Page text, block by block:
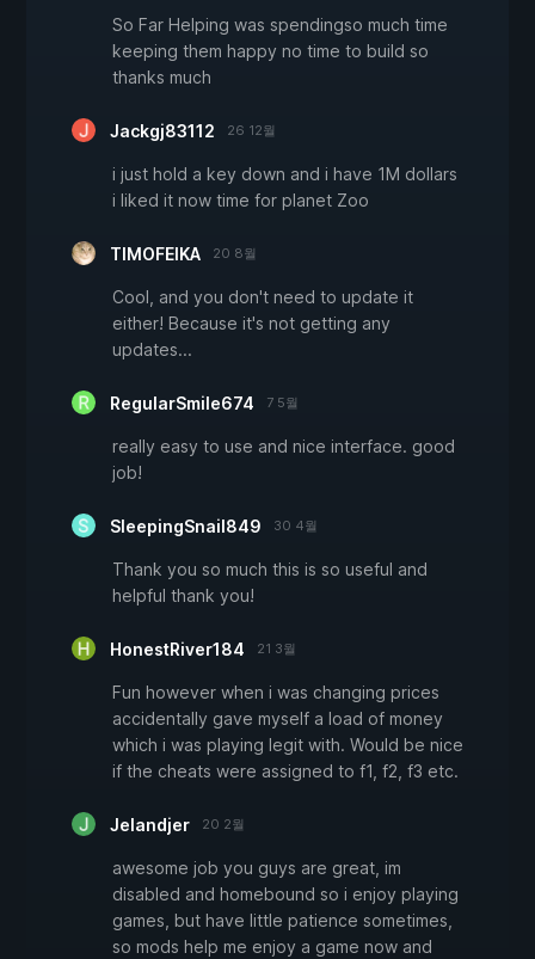
So Far Helping was spendingso much time
keeping them happy no time to build so
thanks much
Jackgj83112 26 12월
i just hold a key down and i have 1M dollars
i liked it now time for planet Zoo
TIMOFEIKA 20 8월
Cool, and you don't need to update it
either! Because it's not getting any
updates...
RegularSmile674 7 5월
really easy to use and nice interface. good
job!
SleepingSnail849 30 4월
Thank you so much this is so useful and
helpful thank you!
HonestRiver184 21 3월
Fun however when i was changing prices
accidentally gave myself a load of money
which i was playing legit with. Would be nice
if the cheats were assigned to f1, f2, f3 etc.
Jelandjer 20 2월
awesome job you guys are great, im
disabled and homebound so i enjoy playing
games, but have little patience sometimes,
so mods help me enjoy a game now and